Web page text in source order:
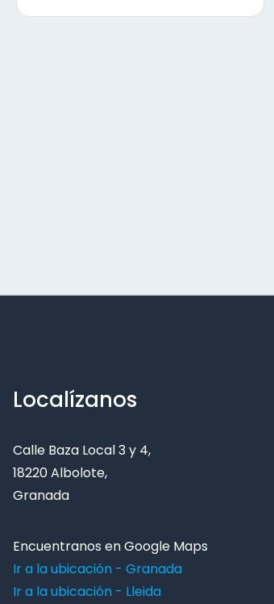
Localízanos
Calle Baza Local 3 y 4,
18220 Albolote,
Granada
Encuentranos en Google Maps
Ir a la ubicación - Granada
Ir a la ubicación - Lleida